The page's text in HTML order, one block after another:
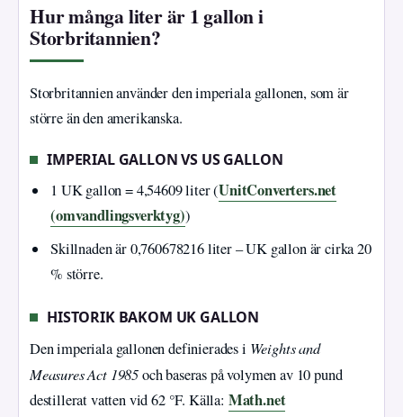
Hur många liter är 1 gallon i
Storbritannien?
Storbritannien använder den imperiala gallonen, som är
större än den amerikanska.
IMPERIAL GALLON VS US GALLON
1 UK gallon = 4,54609 liter (UnitConverters.net
(omvandlingsverktyg))
Skillnaden är 0,760678216 liter – UK gallon är cirka 20
% större.
HISTORIK BAKOM UK GALLON
Den imperiala gallonen definierades i Weights and
Measures Act 1985och baseras på volymen av 10 pund
destillerat vatten vid 62 °F. Källa: Math.net